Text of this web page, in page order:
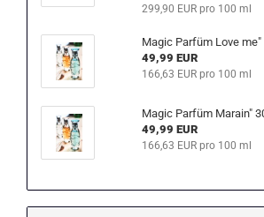
299,90 EUR pro 100 ml
Magic Parfüm Love me"
49,99 EUR
166,63 EUR pro 100 ml
Magic Parfüm Marain"
49,99 EUR
166,63 EUR pro 100 ml